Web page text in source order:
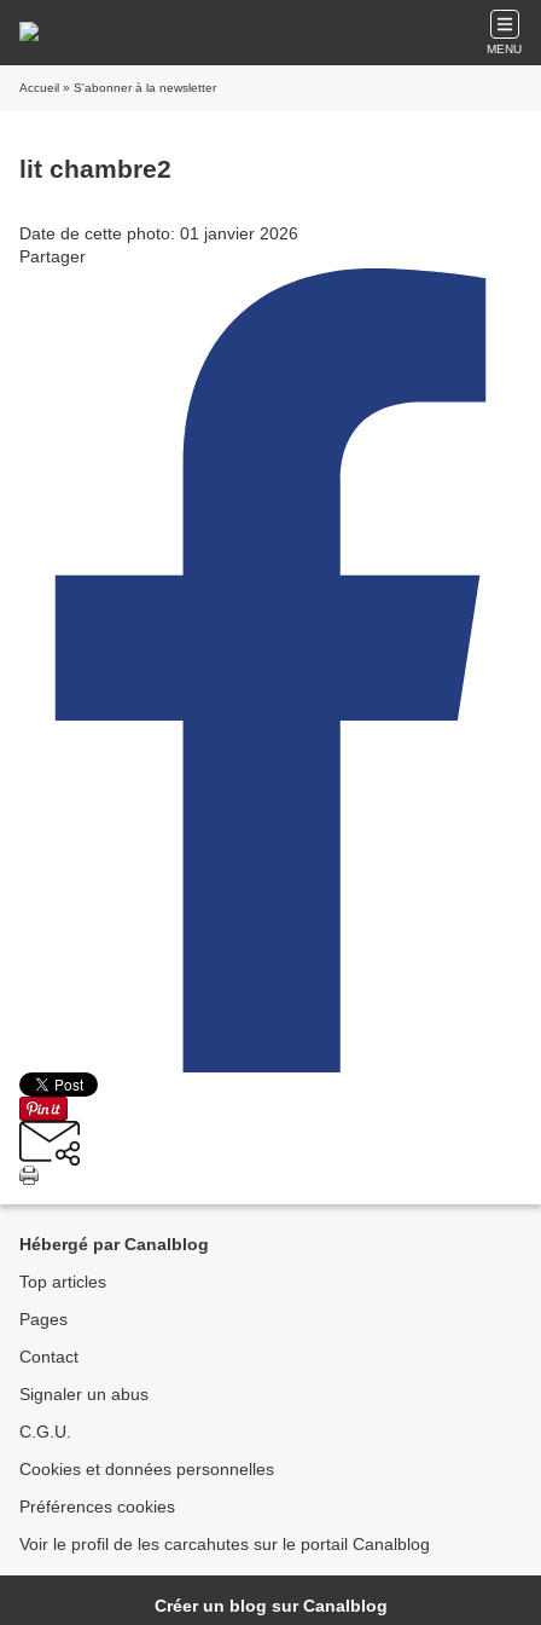
MENU
Accueil » S'abonner à la newsletter
lit chambre2
Date de cette photo: 01 janvier 2026
Partager
Hébergé par Canalblog
Top articles
Pages
Contact
Signaler un abus
C.G.U.
Cookies et données personnelles
Préférences cookies
Voir le profil de les carcahutes sur le portail Canalblog
Créer un blog sur Canalblog